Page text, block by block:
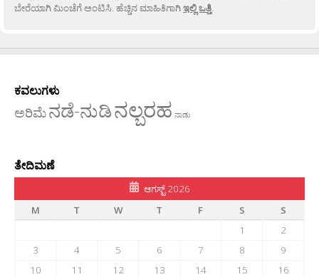
ಬೇರೆಯಾಗಿ ಮಿಂಚೆಗೆ ಅಂಟಿಸಿ. ಹೆಚ್ಚಿನ ಮಾಹಿತಿಗಾಗಿಇಲ್ಲಿ ಒತ್ತಿ.
ಕವಲುಗಳು
ಅರಿಮೆನಡೆ-ನುಡಿನಲ್ಬರಹ ನಾಡು
ತೇದಿಮಣೆ
ಆಗಸ್ಟ್ 2026
M
T W T F S
S
1
2
3
4 5 6 7 8
9
10
11 12 13 14 15
16